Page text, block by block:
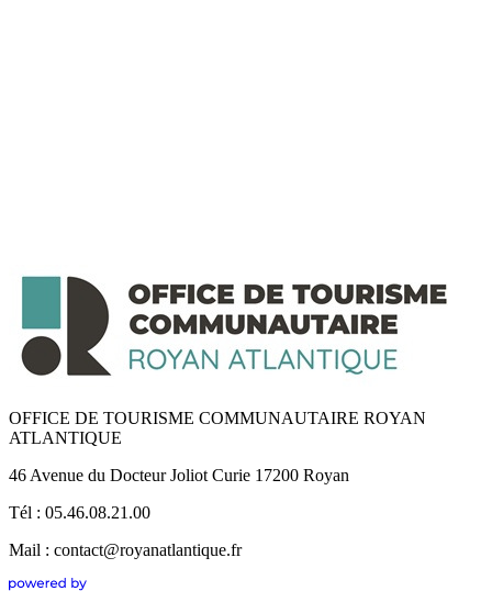
OFFICE DE TOURISME COMMUNAUTAIRE ROYAN
ATLANTIQUE
46 Avenue du Docteur Joliot Curie 17200 Royan
Tél : 05.46.08.21.00
Mail : contact@royanatlantique.fr